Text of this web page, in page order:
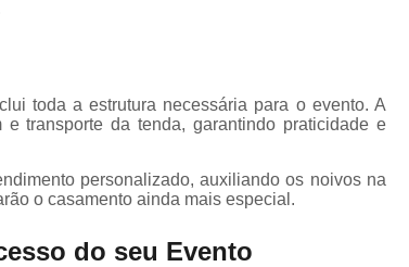
toda a estrutura necessária para o evento. A
transporte da tenda, garantindo praticidade e
personalizado, auxiliando os noivos na
o casamento ainda mais especial.
do seu Evento